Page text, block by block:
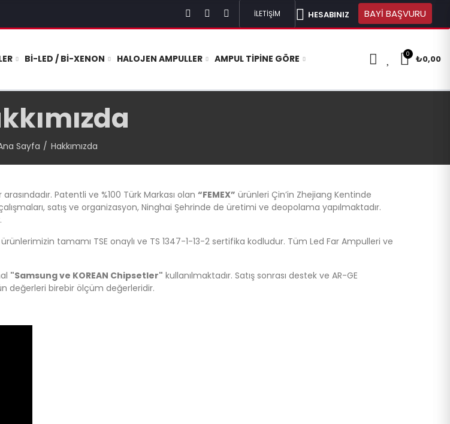
İLETİŞİM HESABINIZ BAYİ BAŞVURU
BI-LED / BI-XENON HALOJEN AMPULLER AMPUL TIPINE GÖRE 0 ₺0,00
Sayfa Hakkımızda
Patentli ve %100 Türk Markası olan “FEMEX” ürünleri Çin’in Zhejiang Kentinde
satış ve organizasyon, Ninghai Şehrinde de üretimi ve deopolama yapılmaktadır.
tamamı TSE onaylı ve TS 1347-1-13-2 sertifika kodludur. Tüm Led Far Ampulleri ve
"Samsung ve KOREAN Chipsetler" kullanılmaktadır. Satış sonrası destek ve AR-GE
değerleri birebir ölçüm değerleridir.